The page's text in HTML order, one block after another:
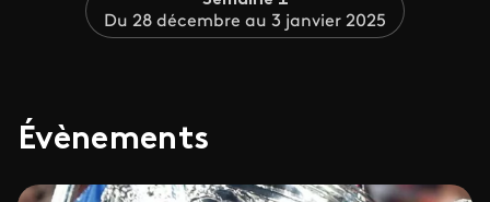
Du 28 décembre au 3 janvier 2025
Évènements